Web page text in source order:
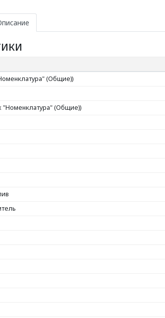
(Общие))
"Номенклатура" (Общие))